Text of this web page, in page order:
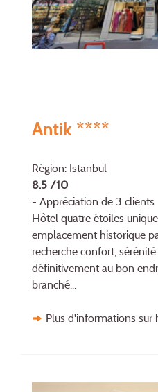
Antik ****
Région: Istanbul
8.5 /10
- Appréciation de 3 clients
Hôtel quatre étoiles
emplacement historique
recherche confort,
définitivement au bon
branché...
Plus d'informations sur